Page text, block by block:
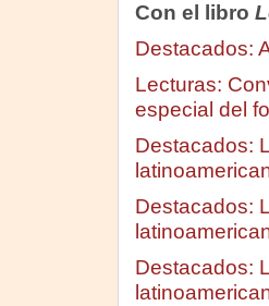
Con el libro
Destacados:
Lecturas:
especial del
Destacados:
Destacados:
Destacados: